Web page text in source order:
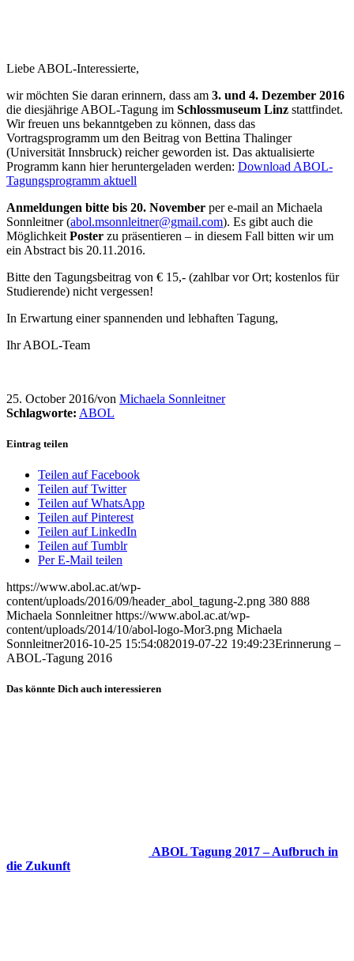
Liebe ABOL-Interessierte,
wir möchten Sie daran erinnern, dass am 3. und 4. Dezember 2016
die diesjährige ABOL-Tagung im Schlossmuseum Linz stattfindet.
Wir freuen uns bekanntgeben zu können, dass das
Vortragsprogramm um den Beitrag von Bettina Thalinger
(Universität Innsbruck) reicher geworden ist. Das aktualisierte
Programm kann hier heruntergeladen werden: Download ABOL-
Tagungsprogramm aktuell
Anmeldungen bitte bis 20. November per e-mail an Michaela
Sonnleitner (abol.msonnleitner@gmail.com). Es gibt auch die
Möglichkeit Poster zu präsentieren – in diesem Fall bitten wir um
ein Abstract bis 20.11.2016.
Bitte den Tagungsbeitrag von € 15,- (zahlbar vor Ort; kostenlos für
Studierende) nicht vergessen!
In Erwartung einer spannenden und lebhaften Tagung,
Ihr ABOL-Team
25. October 2016/von Michaela Sonnleitner
Schlagworte: ABOL
Eintrag teilen
Teilen auf Facebook
Teilen auf Twitter
Teilen auf WhatsApp
Teilen auf Pinterest
Teilen auf LinkedIn
Teilen auf Tumblr
Per E-Mail teilen
https://www.abol.ac.at/wp-
content/uploads/2016/09/header_abol_tagung-2.png 380 888
Michaela Sonnleitner https://www.abol.ac.at/wp-
content/uploads/2014/10/abol-logo-Mor3.png Michaela
Sonnleitner2016-10-25 15:54:082019-07-22 19:49:23Erinnerung –
ABOL-Tagung 2016
Das könnte Dich auch interessieren
ABOL Tagung 2017 – Aufbruch in
die Zukunft